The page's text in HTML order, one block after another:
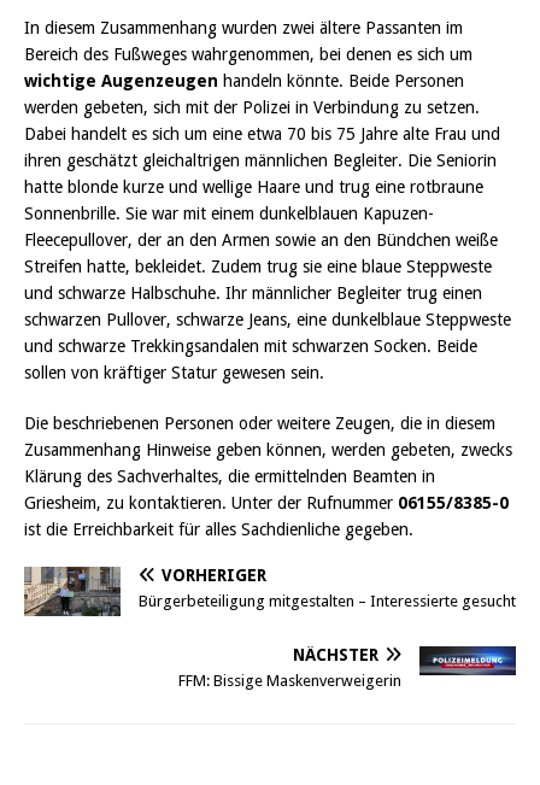
In diesem Zusammenhang wurden zwei ältere Passanten im
Bereich des Fußweges wahrgenommen, bei denen es sich um
wichtige Augenzeugen handeln könnte. Beide Personen
werden gebeten, sich mit der Polizei in Verbindung zu setzen.
Dabei handelt es sich um eine etwa 70 bis 75 Jahre alte Frau und
ihren geschätzt gleichaltrigen männlichen Begleiter. Die Seniorin
hatte blonde kurze und wellige Haare und trug eine rotbraune
Sonnenbrille. Sie war mit einem dunkelblauen Kapuzen-
Fleecepullover, der an den Armen sowie an den Bündchen weiße
Streifen hatte, bekleidet. Zudem trug sie eine blaue Steppweste
und schwarze Halbschuhe. Ihr männlicher Begleiter trug einen
schwarzen Pullover, schwarze Jeans, eine dunkelblaue Steppweste
und schwarze Trekkingsandalen mit schwarzen Socken. Beide
sollen von kräftiger Statur gewesen sein.
Die beschriebenen Personen oder weitere Zeugen, die in diesem
Zusammenhang Hinweise geben können, werden gebeten, zwecks
Klärung des Sachverhaltes, die ermittelnden Beamten in
Griesheim, zu kontaktieren. Unter der Rufnummer 06155/8385-0
ist die Erreichbarkeit für alles Sachdienliche gegeben.
VORHERIGER
Bürgerbeteiligung mitgestalten – Interessierte gesucht
NÄCHSTER
FFM: Bissige Maskenverweigerin